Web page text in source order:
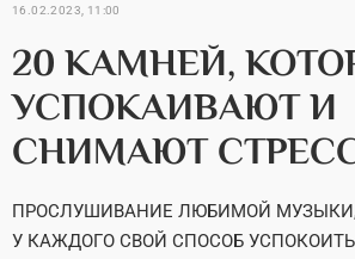
16.02.2023, 11:00
20 КАМНЕЙ,
УСПОКАИВАЮТ И
СНИМАЮТ
ПРОСЛУШИВАНИЕ ЛЮБИМОЙ
У КАЖДОГО СВОЙ СПОСОБ